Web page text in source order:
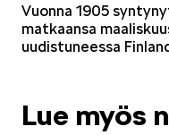
Vuonna 1905
matkaansa
uudistuneessa
Lue myös